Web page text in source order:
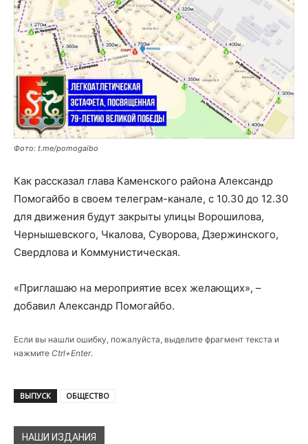
Фото: t.me/pomogaibo
Как рассказал глава Каменского района Александр
Помогайбо в своем телеграм-канале, с 10.30 до 12.30
для движения будут закрыты улицы Ворошилова,
Чернышевского, Чкалова, Суворова, Дзержинского,
Свердлова и Коммунистическая.
«Приглашаю на мероприятие всех желающих», –
добавил Александр Помогайбо.
Если вы нашли ошибку, пожалуйста, выделите фрагмент текста и
нажмите Ctrl+Enter.
ВЫПУСК ОБЩЕСТВО
НАШИ ИЗДАНИЯ